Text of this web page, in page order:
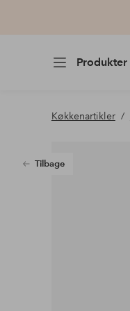
Produkter
Køkkenartikler
Tilbage